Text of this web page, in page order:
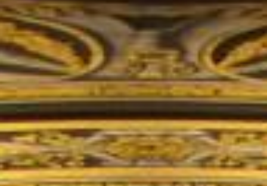
Nieuws
Agenda
MIJN GROENLINKS